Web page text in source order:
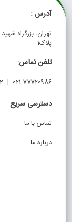
آدرس :
تهران، بزرگراه
پلاک1
تلفن تماس:
021-77720986 | 021-22454492
دسترسی سریع
تماس با ما
درباره ما